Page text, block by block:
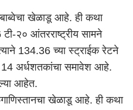
खेळाडू आहे. ही कथा
टी-२० आंतरराष्ट्रीय सामने
134.36 च्या स्ट्राईक रेटने
अर्धशतकांचा समावेश आहे.
आहेत.
खेळाडू आहे. ही कथा